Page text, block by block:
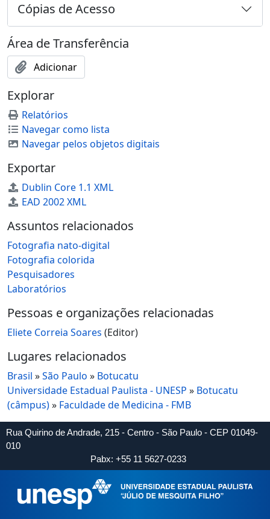
Cópias de Acesso
Área de Transferência
Adicionar
Explorar
Relatórios
Navegar como lista
Navegar pelos objetos digitais
Exportar
Dublin Core 1.1 XML
EAD 2002 XML
Assuntos relacionados
Fotografia nato-digital
Fotografia colorida
Pesquisadores
Laboratórios
Pessoas e organizações relacionadas
Eliete Correia Soares (Editor)
Lugares relacionados
Brasil »São Paulo » Botucatu
Universidade Estadual Paulista - UNESP » Botucatu
(câmpus)» Faculdade de Medicina - FMB
Rua Quirino de Andrade, 215 - Centro - São Paulo - CEP 01049-
010
Pabx: +55 11 5627-0233